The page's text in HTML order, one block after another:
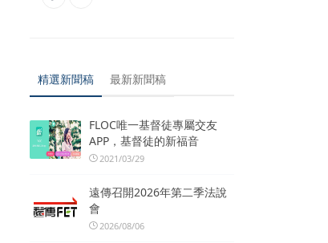
精選新聞稿 最新新聞稿
FLOC唯一基督徒專屬交友
APP，基督徒的新福音
2021/03/29
遠傳召開2026年第二季法說
會
2026/08/06